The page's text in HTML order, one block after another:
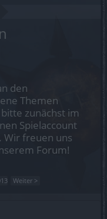
den
Themen
zunächst im
Spielaccount
Wir freuen uns
Forum!
Weiter >